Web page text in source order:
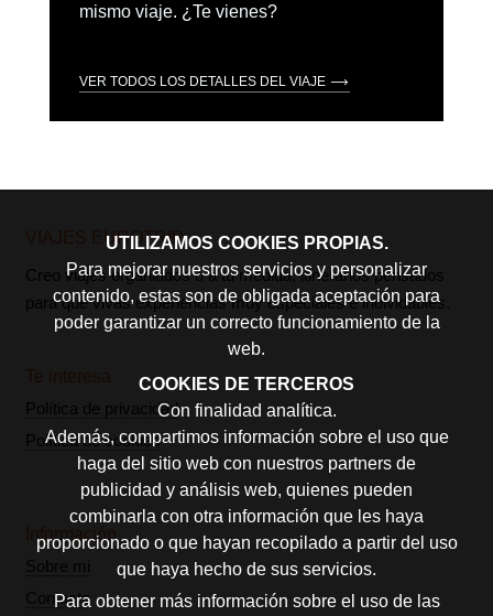
UTILIZAMOS COOKIES PROPIAS.
Para mejorar nuestros servicios y personalizar
contenido, estas son de obligada aceptación para
poder garantizar un correcto funcionamiento de la
web.
COOKIES DE TERCEROS
Con finalidad analítica.
Además, compartimos información sobre el uso que
haga del sitio web con nuestros partners de
publicidad y análisis web, quienes pueden
combinarla con otra información que les haya
proporcionado o que hayan recopilado a partir del uso
que haya hecho de sus servicios.
Para obtener más información sobre el uso de las
mismo viaje. ¿Te vienes?
VER TODOS LOS DETALLES DEL VIAJE
VIAJES EUROTRIP
Creo viajes organiados o a tu medida, itinerarios pensados
para que vivas experiencias muy especiales e inolvidables.
Política de privacidad
Política de cookies
Información
Sobre mi
Contacto